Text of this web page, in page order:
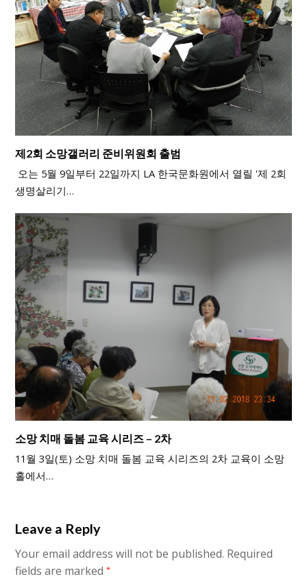
제2회 소망갤러리 준비위원회 출범
오는 5월 9일부터 22일까지 LA 한국문화원에서 열릴 '제 2회
생명살리기…
소망 치매 돌봄 교육 시리즈 – 2차
11월 3일(토) 소망 치매 돌봄 교육 시리즈의 2차 교육이 소망
홀에서…
Leave a Reply
Your email address will not be published. Required
fields are marked*